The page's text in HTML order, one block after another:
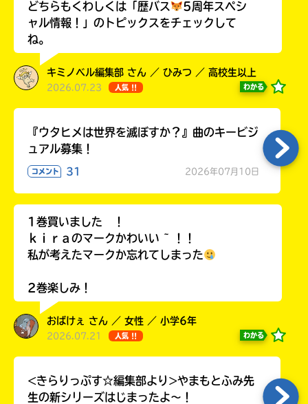
Loading...
どちらもくわしくは「歴バス
5周年スペシ
ャル情報！」のトピックスをチェックして
ね。
キミノベル編集部 さん ／ ひみつ ／ 高校生以上
2026.07.23 人気 !! わかる
『ウタヒメは世界を滅ぼすか？』曲のキービジ
ュアル募集！
コメント 31 2026年07月10日
1巻買いました ！
ｋｉｒａのマークかわいい ~ ！！
私が考えたマークか忘れてしまった
2巻楽しみ！
おばけぇ さん ／ 女性 ／ 小学6年
2026.07.21 人気 !! わかる
<きらりっぷす☆編集部より>やまもとふみ先
生の新シリーズはじまったよ～！
力
内
エ
ラ
る
の